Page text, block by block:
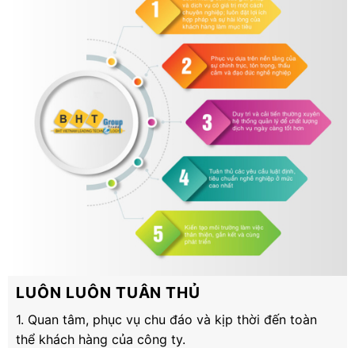
LUÔN LUÔN TUÂN THỦ
1. Quan tâm, phục vụ chu đáo và kịp thời đến toàn
thể khách hàng của công ty.